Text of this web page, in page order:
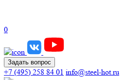
0
Задать вопрос
+7 (495) 258 84 01 info@steel-hot.ru